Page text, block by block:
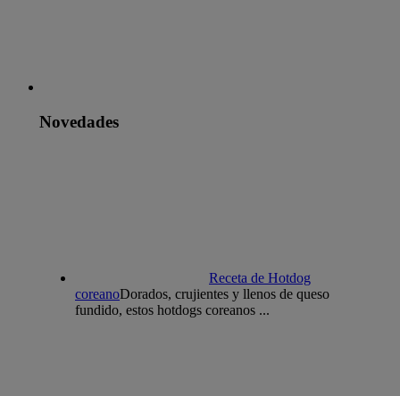
Novedades
Receta de Hotdog
coreanoDorados, crujientes y llenos de queso
fundido, estos hotdogs coreanos ...